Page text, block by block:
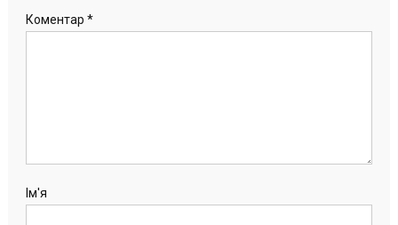
Коментар *
Ім'я